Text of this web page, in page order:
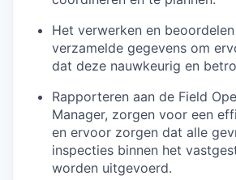
Het verwerken en
verzamelde gegevens om
dat deze nauwkeurig en
Rapporteren aan de Field
Manager, zorgen voor een
en ervoor zorgen dat alle
inspecties binnen het
worden uitgevoerd.